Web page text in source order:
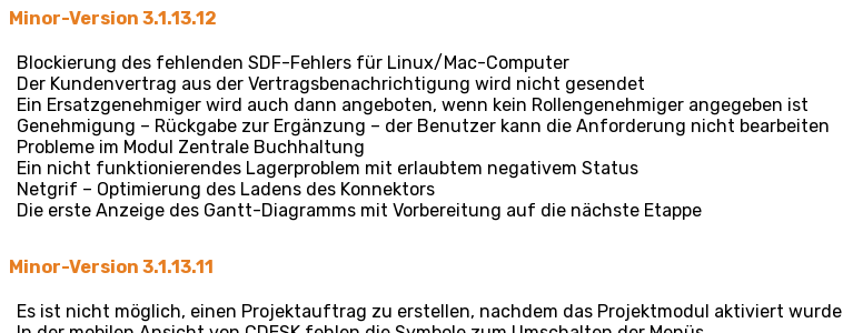
Minor-Version 3.1.13.12
Blockierung des fehlenden SDF-Fehlers für Linux/Mac-Computer
Der Kundenvertrag aus der Vertragsbenachrichtigung wird nicht gesendet
Ein Ersatzgenehmiger wird auch dann angeboten, wenn kein Rollengenehmiger angegeben ist
Genehmigung – Rückgabe zur Ergänzung – der Benutzer kann die Anforderung nicht bearbeiten
Probleme im Modul Zentrale Buchhaltung
Ein nicht funktionierendes Lagerproblem mit erlaubtem negativem Status
Netgrif – Optimierung des Ladens des Konnektors
Die erste Anzeige des Gantt-Diagramms mit Vorbereitung auf die nächste Etappe
Minor-Version 3.1.13.11
Es ist nicht möglich, einen Projektauftrag zu erstellen, nachdem das Projektmodul aktiviert wurde